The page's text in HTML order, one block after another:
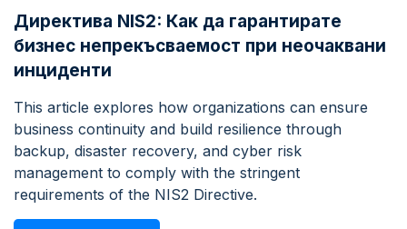
Директива NIS2: Как да гарантирате
бизнес непрекъсваемост при неочаквани
инциденти
This article explores how organizations can ensure
business continuity and build resilience through
backup, disaster recovery, and cyber risk
management to comply with the stringent
requirements of the NIS2 Directive.